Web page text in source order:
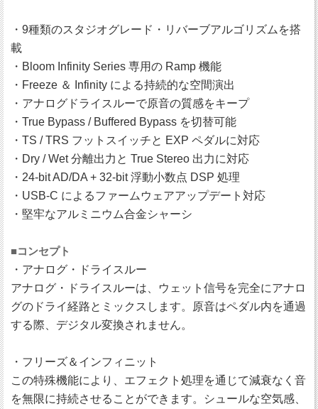
・9種類のスタジオグレード・リバーブアルゴリズムを搭
載
・Bloom Infinity Series 専用の Ramp 機能
・Freeze ＆ Infinity による持続的な空間演出
・アナログドライスルーで原音の質感をキープ
・True Bypass / Buffered Bypass を切替可能
・TS / TRS フットスイッチと EXP ペダルに対応
・Dry / Wet 分離出力と True Stereo 出力に対応
・24-bit AD/DA + 32-bit 浮動小数点 DSP 処理
・USB-C によるファームウェアアップデート対応
・堅牢なアルミニウム合金シャーシ
■コンセプト
・アナログ・ドライスルー
アナログ・ドライスルーは、ウェット信号を完全にアナロ
グのドライ経路とミックスします。原音はペダル内を通過
する際、デジタル変換されません。
・フリーズ＆インフィニット
この特殊機能により、エフェクト処理を通じて減衰なく音
を無限に持続させることができます。シュールな空気感、